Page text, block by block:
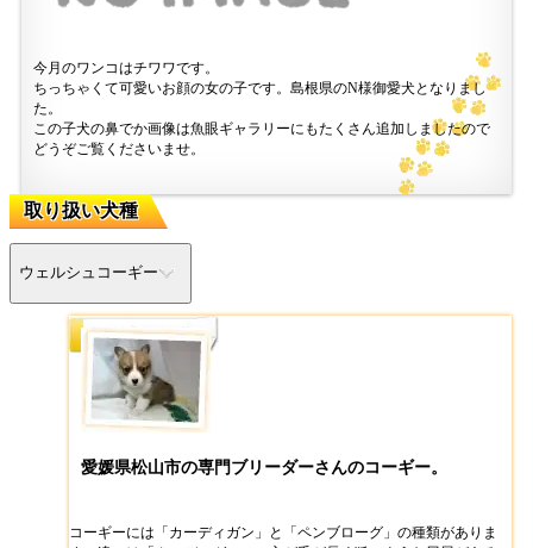
今月のワンコはチワワです。
ちっちゃくて可愛いお顔の女の子です。島根県のN様御愛犬となりまし
た。
この子犬の鼻でか画像は魚眼ギャラリーにもたくさん追加しましたので
どうぞご覧くださいませ。
取り扱い犬種
ウェルシュコーギー
愛媛県松山市の専門ブリーダーさんのコーギー。
コーギーには「カーディガン」と「ペンブローグ」の種類がありま